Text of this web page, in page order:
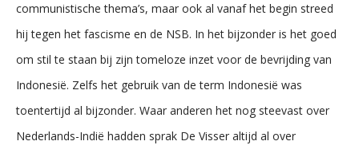
communistische thema’s, maar ook al vanaf het begin streed
hij tegen het fascisme en de NSB. In het bijzonder is het goed
om stil te staan bij zijn tomeloze inzet voor de bevrijding van
Indonesië. Zelfs het gebruik van de term Indonesië was
toentertijd al bijzonder. Waar anderen het nog steevast over
Nederlands-Indië hadden sprak De Visser altijd al over